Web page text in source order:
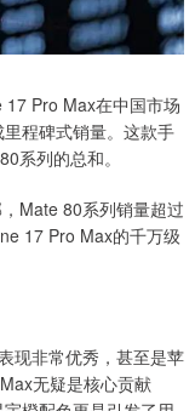
Pro Max在中国市场
程碑式销量。这款手
系列的总和。
Mate 80系列销量超过
17 Pro Max的千万级
现非常优秀，甚至是苹
无疑是核心贡献